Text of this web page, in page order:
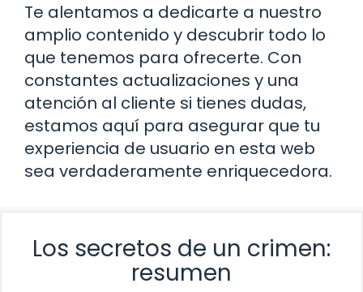
Te alentamos a dedicarte a nuestro
amplio contenido y descubrir todo lo
que tenemos para ofrecerte. Con
constantes actualizaciones y una
atención al cliente si tienes dudas,
estamos aquí para asegurar que tu
experiencia de usuario en esta web
sea verdaderamente enriquecedora.
Los secretos de un crimen:
resumen